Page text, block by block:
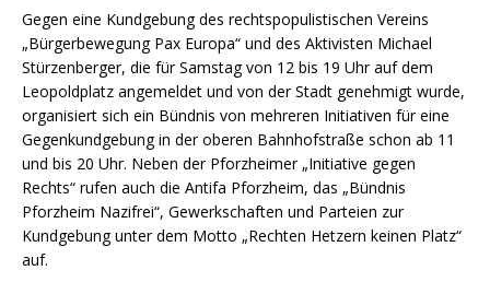
Gegen eine Kundgebung des rechtspopulistischen Vereins
„Bürgerbewegung Pax Europa“ und des Aktivisten Michael
Stürzenberger, die für Samstag von 12 bis 19 Uhr auf dem
Leopoldplatz angemeldet und von der Stadt genehmigt wurde,
organisiert sich ein Bündnis von mehreren Initiativen für eine
Gegenkundgebung in der oberen Bahnhofstraße schon ab 11
und bis 20 Uhr. Neben der Pforzheimer „Initiative gegen
Rechts“ rufen auch die Antifa Pforzheim, das „Bündnis
Pforzheim Nazifrei“, Gewerkschaften und Parteien zur
Kundgebung unter dem Motto „Rechten Hetzern keinen Platz“
auf.